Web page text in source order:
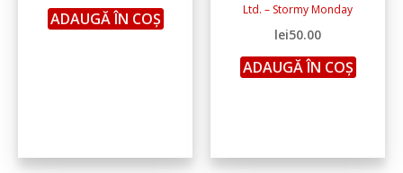
ADAUGĂ ÎN COȘ
Ltd. – Stormy Monday
lei50.00
ADAUGĂ ÎN COȘ